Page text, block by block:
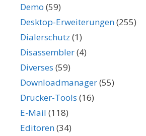
Demo (59)
Desktop-Erweiterungen(255)
Dialerschutz (1)
Disassembler(4)
Diverses (59)
Downloadmanager(55)
Drucker-Tools (16)
E-Mail (118)
Editoren(34)